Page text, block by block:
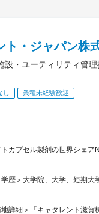
ト・ジャパン株
設・ユーティリティ管
し 業種未経験歓迎
トカプセル製剤の世界シェ
学歴＞大学院、大学、短期
地詳細＞「キャタレント滋